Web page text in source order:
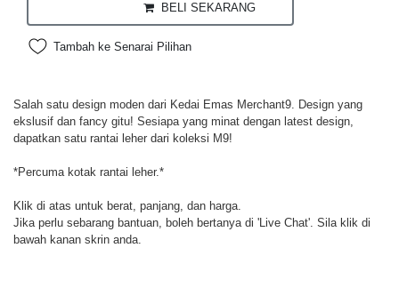
BELI SEKARANG
Tambah ke Senarai Pilihan
Salah satu design moden dari Kedai Emas Merchant9. Design yang
ekslusif dan fancy gitu! Sesiapa yang minat dengan latest design,
dapatkan satu rantai leher dari koleksi M9!
*Percuma kotak rantai leher.*
Klik di atas untuk berat, panjang, dan harga.
Jika perlu sebarang bantuan, boleh bertanya di 'Live Chat'. Sila klik di
bawah kanan skrin anda.